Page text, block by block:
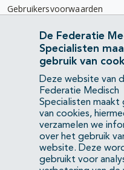
Gebruikersvoorwaarden
Privacyverklaring
Contact
Mercatorlaan 1200
3528 BL Utrecht
(088) 505 34 34
YouTubeLinkedIn
De Federatie
Specialisten
gebruik van
Deze website van
Federatie Medisch
Specialisten maakt
van cookies,
verzamelen we
over het gebruik
website. Deze
gebruikt voor